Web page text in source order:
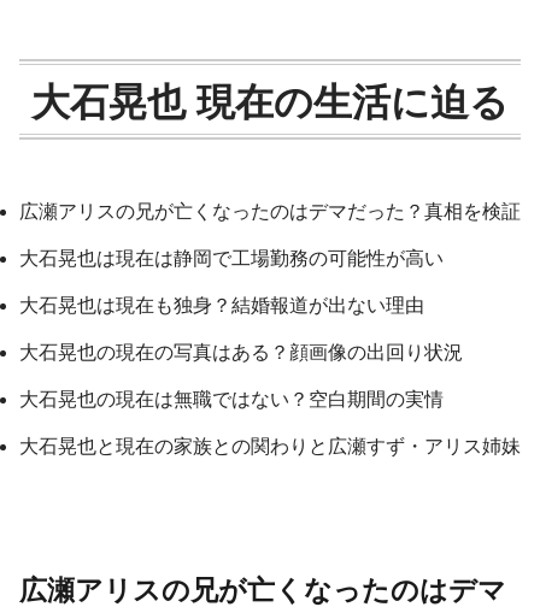
大石晃也 現在の生活に迫る
広瀬アリスの兄が亡くなったのはデマだった？真相を検証
大石晃也は現在は静岡で工場勤務の可能性が高い
大石晃也は現在も独身？結婚報道が出ない理由
大石晃也の現在の写真はある？顔画像の出回り状況
大石晃也の現在は無職ではない？空白期間の実情
大石晃也と現在の家族との関わりと広瀬すず・アリス姉妹
広瀬アリスの兄が亡くなったのはデマ